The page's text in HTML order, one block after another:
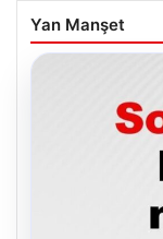
Yan Manşet